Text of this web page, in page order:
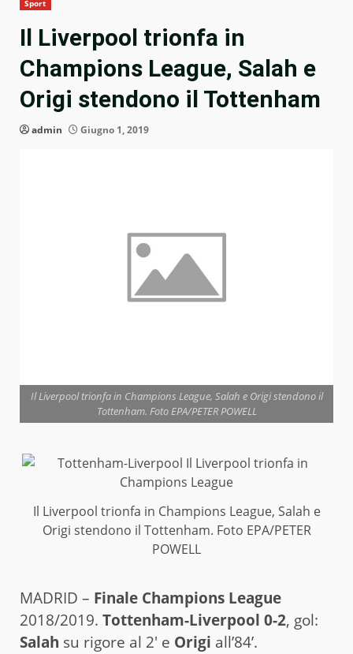
Sport
Il Liverpool trionfa in
Champions League, Salah e
Origi stendono il Tottenham
admin Giugno 1, 2019
Il Liverpool trionfa in Champions League, Salah e Origi stendono il
Tottenham. Foto EPA/PETER POWELL
Il Liverpool trionfa in Champions League, Salah e
Origi stendono il Tottenham. Foto EPA/PETER
POWELL
MADRID – Finale Champions League
2018/2019. Tottenham-Liverpool 0-2, gol:
Salah su rigore al 2′ e Origi all’84’.